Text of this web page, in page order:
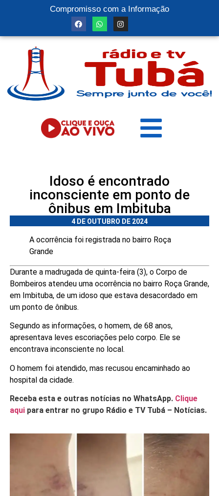
Compromisso com a Informação
Idoso é encontrado
inconsciente em ponto de
ônibus em Imbituba
4 DE OUTUBRO DE 2024
A ocorrência foi registrada no bairro Roça
Grande
Durante a madrugada de quinta-feira (3), o Corpo de
Bombeiros atendeu uma ocorrência no bairro Roça Grande,
em Imbituba, de um idoso que estava desacordado em
um ponto de ônibus.
Segundo as informações, o homem, de 68 anos,
apresentava leves escoriações pelo corpo. Ele se
encontrava inconsciente no local.
O homem foi atendido, mas recusou encaminhado ao
hospital da cidade.
Receba esta e outras notícias no WhatsApp. Clique
aqui para entrar no grupo Rádio e TV Tubá – Notícias.